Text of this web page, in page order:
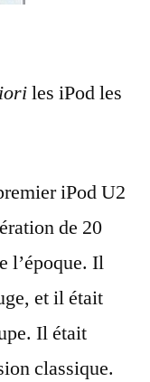
les iPod les
iPod U2
de 20
l’époque. Il
et il était
Il était
classique.